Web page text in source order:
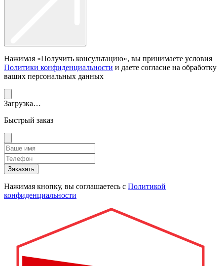
Нажимая «Получить консультацию», вы принимаете условия
Политики конфиденциальности и даете согласие на обработку
ваших персональных данных
Загрузка…
Быстрый заказ
Заказать
Нажимая кнопку, вы соглашаетесь с Политикой
конфиденциальности